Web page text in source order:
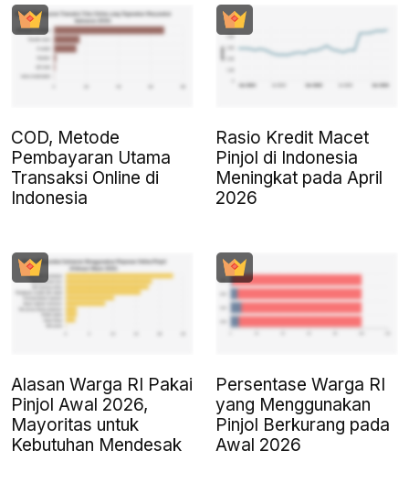
COD, Metode
Pembayaran Utama
Transaksi Online di
Indonesia
Rasio Kredit Macet
Pinjol di Indonesia
Meningkat pada April
2026
Alasan Warga RI Pakai
Pinjol Awal 2026,
Mayoritas untuk
Kebutuhan Mendesak
Persentase Warga RI
yang Menggunakan
Pinjol Berkurang pada
Awal 2026